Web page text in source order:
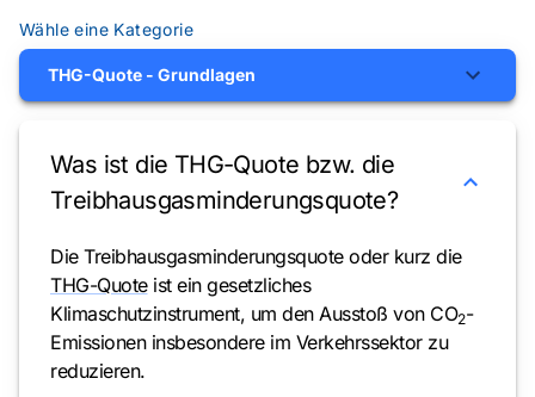
Wähle eine Kategorie
THG-Quote - Grundlagen
Was ist die THG-Quote bzw. die
Treibhausgasminderungsquote?
Die Treibhausgasminderungsquote oder kurz die
THG-Quote ist ein gesetzliches
Klimaschutzinstrument, um den Ausstoß von CO2-
Emissionen insbesondere im Verkehrssektor zu
reduzieren.